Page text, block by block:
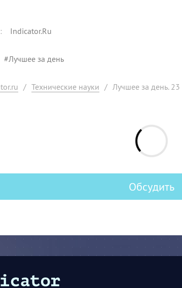
: Indicator.Ru
#Лучшее за день
/ Технические науки / Лучшее за день. 23
Обсудить